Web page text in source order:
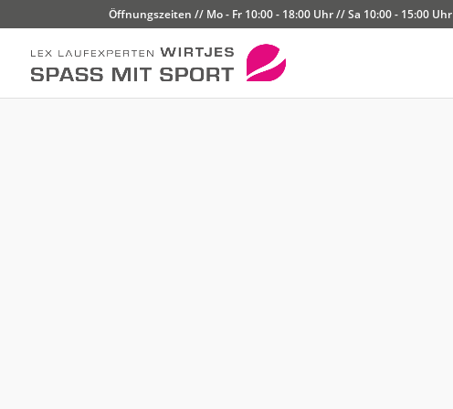
Öffnungszeiten // Mo - Fr 10:00 - 18:00 Uhr // Sa 10:00 - 15:00 Uhr